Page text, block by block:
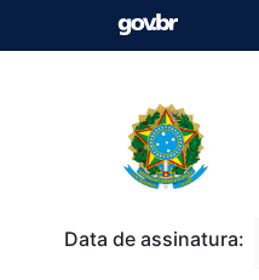
Data de assinatura: